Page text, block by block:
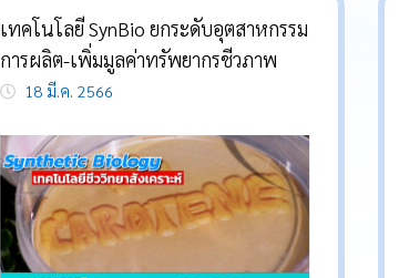
เทคโนโลยี SynBio ยกระดับอุตสาหกรรม
การผลิต-เพิ่มมูลค่าทรัพยากรชีวภาพ
18 มี.ค. 2566